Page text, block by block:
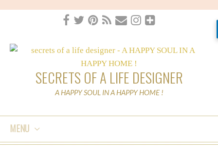
SECRETS OF A LIFE DESIGNER
A HAPPY SOUL IN A HAPPY HOME !
MENU